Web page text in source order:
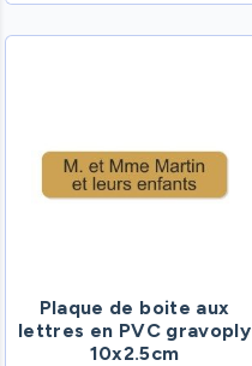
Plaque de boite aux
lettres en PVC gravoply
10x2.5cm